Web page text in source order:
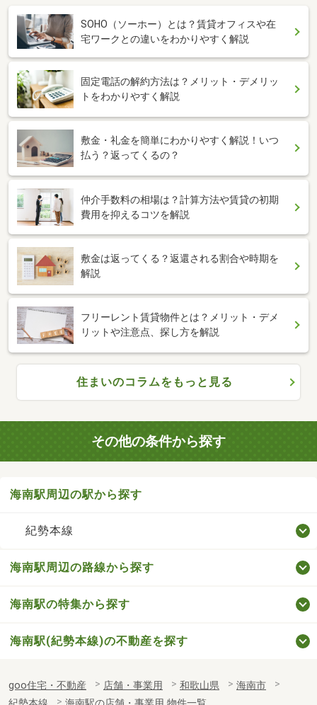
SOHO（ソーホー）とは？賃貸オフィスや在
宅ワークとの違いをわかりやすく解説
固定電話の解約方法は？メリット・デメリッ
トをわかりやすく解説
敷金・礼金を簡単にわかりやすく解説！いつ
払う？返ってくるの？
仲介手数料の相場は？計算方法や賃貸の初期
費用を抑えるコツを解説
敷金は返ってくる？返還される割合や時期を
解説
フリーレント賃貸物件とは？メリット・デメ
リットや注意点、探し方を解説
住まいのコラムをもっと見る
その他の条件から探す
海南駅周辺の駅から探す
紀勢本線
海南駅周辺の路線から探す
海南駅の特集から探す
海南駅(紀勢本線)の不動産を探す
goo住宅・不動産 店舗・事業用 和歌山県
海南市